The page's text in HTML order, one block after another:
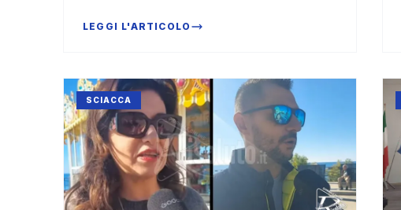
Stati Uni...
LEGGI L'ARTICOLO
SCIACCA